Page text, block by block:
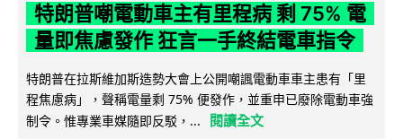
特朗普嘲電動車主有里程病 剩 75% 電
量即焦慮發作 狂言一手終結電車指令
特朗普在拉斯維加斯造勢大會上公開嘲諷電動車車主患有「里
程焦慮病」，聲稱電量剩 75% 便發作，並重申已廢除電動車強
制令。惟專業車媒隨即反駁，...
閱讀全文